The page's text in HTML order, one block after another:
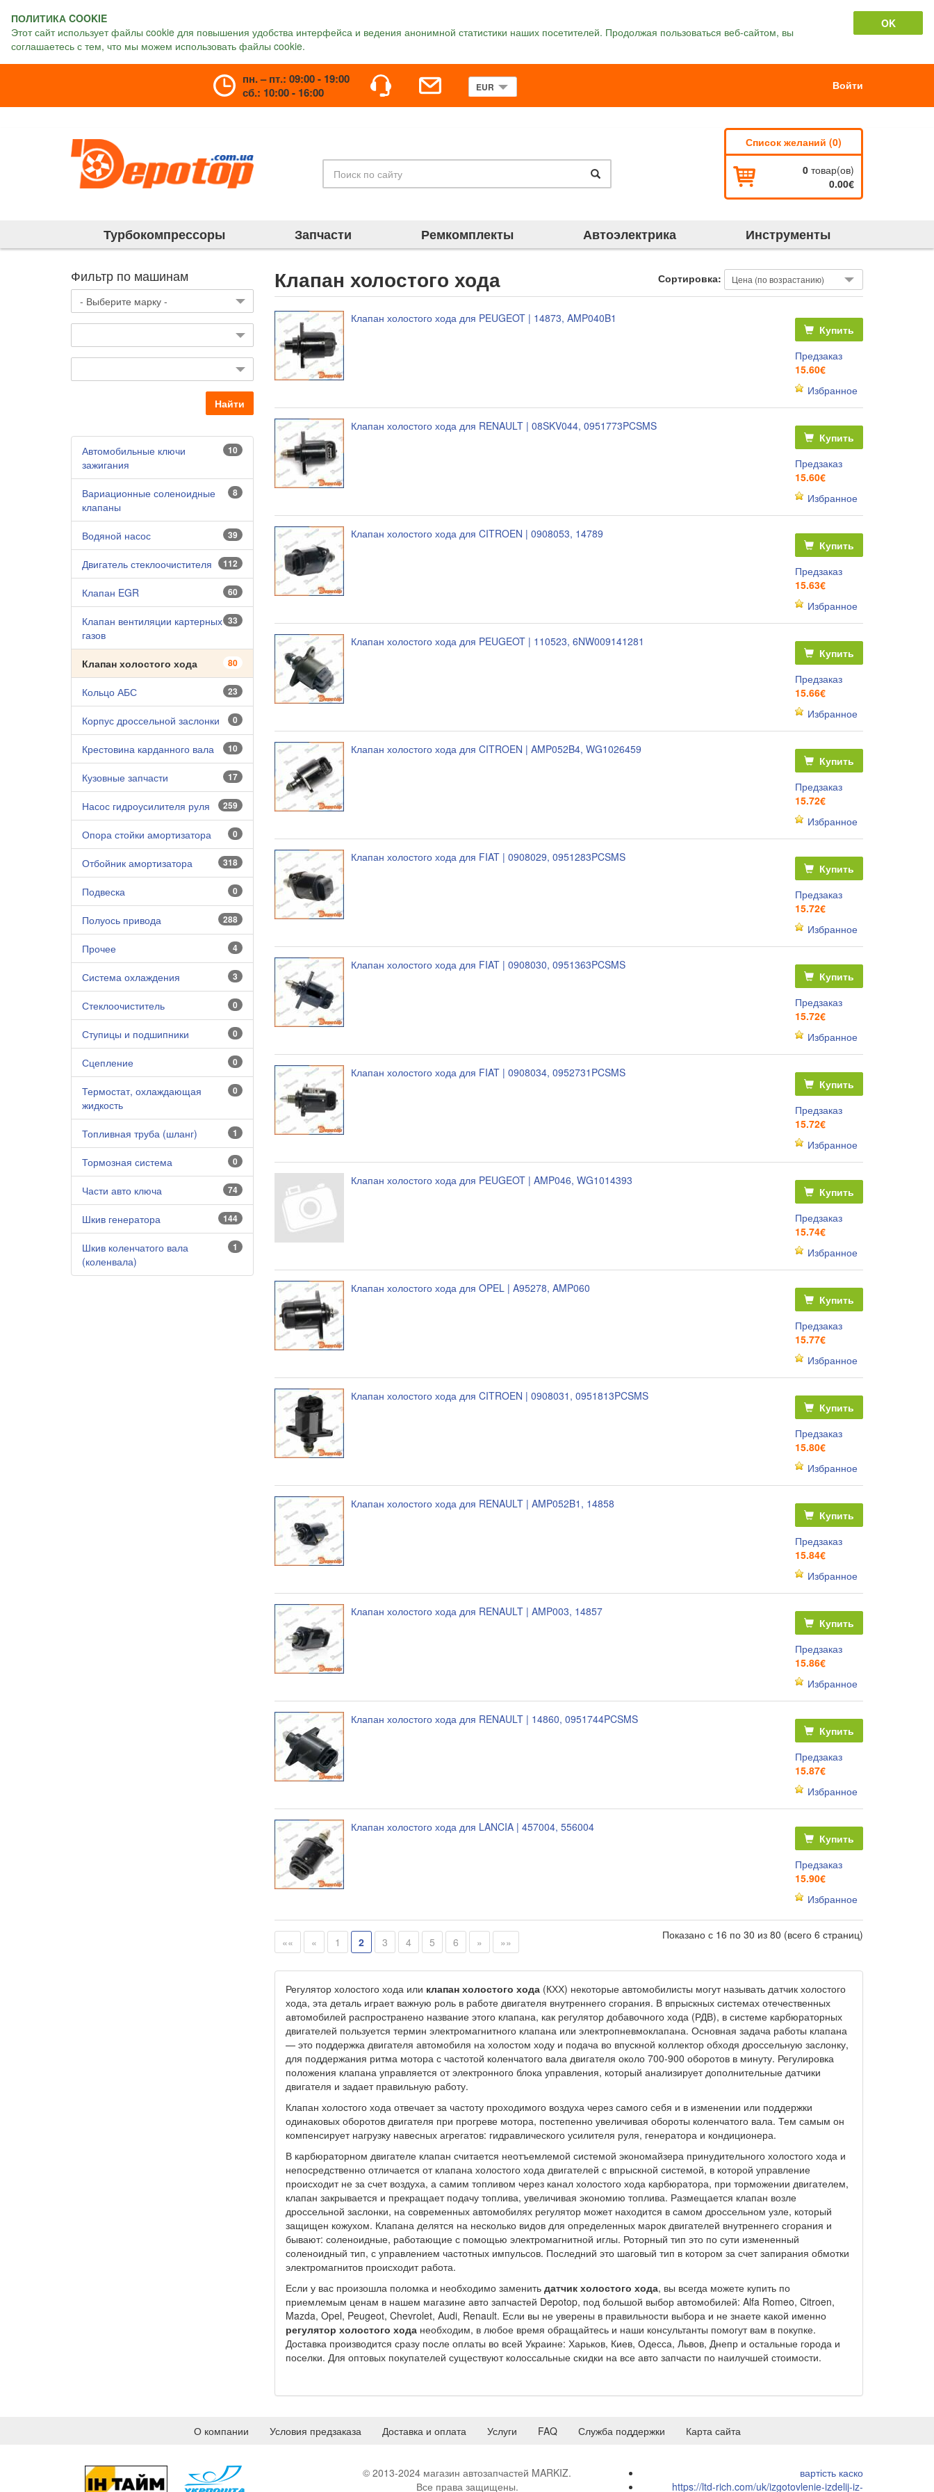
OK
ПОЛИТИКА COOKIE
Этот сайт использует файлы cookie для повышения удобства интерфейса и ведения анонимной статистики наших посетителей. Продолжая пользоваться веб-сайтом, вы
соглашаетесь с тем, что мы можем использовать файлы cookie.
пн. – пт.: 09:00 - 19:00
сб.: 10:00 - 16:00
Войти
Список желаний (0)
0 товар(ов)
0.00€
Турбокомпрессоры Запчасти Ремкомплекты Автоэлектрика Инструменты
Фильтр по машинам
Найти
10
Автомобильные ключи
зажигания
8
Вариационные соленоидные
клапаны
39
Водяной насос
112
Двигатель стеклоочистителя
60
Клапан EGR
33
Клапан вентиляции картерных
газов
80
Клапан холостого хода
23
Кольцо АБС
0
Корпус дроссельной заслонки
10
Крестовина карданного вала
17
Кузовные запчасти
259
Насос гидроусилителя руля
0
Опора стойки амортизатора
318
Отбойник амортизатора
0
Подвеска
288
Полуось привода
4
Прочее
3
Система охлаждения
0
Стеклоочиститель
0
Ступицы и подшипники
0
Сцепление
0
Термостат, охлаждающая
жидкость
1
Топливная труба (шланг)
0
Тормозная система
74
Части авто ключа
144
Шкив генератора
1
Шкив коленчатого вала
(коленвала)
Сортировка:
Клапан холостого хода
Клапан холостого хода для PEUGEOT | 14873, AMP040B1
Купить
Предзаказ
15.60€
Избранное
Клапан холостого хода для RENAULT | 08SKV044, 0951773PCSMS
Купить
Предзаказ
15.60€
Избранное
Клапан холостого хода для CITROEN | 0908053, 14789
Купить
Предзаказ
15.63€
Избранное
Клапан холостого хода для PEUGEOT | 110523, 6NW009141281
Купить
Предзаказ
15.66€
Избранное
Клапан холостого хода для CITROEN | AMP052B4, WG1026459
Купить
Предзаказ
15.72€
Избранное
Клапан холостого хода для FIAT | 0908029, 0951283PCSMS
Купить
Предзаказ
15.72€
Избранное
Клапан холостого хода для FIAT | 0908030, 0951363PCSMS
Купить
Предзаказ
15.72€
Избранное
Клапан холостого хода для FIAT | 0908034, 0952731PCSMS
Купить
Предзаказ
15.72€
Избранное
Клапан холостого хода для PEUGEOT | AMP046, WG1014393
Купить
Предзаказ
15.74€
Избранное
Клапан холостого хода для OPEL | A95278, AMP060
Купить
Предзаказ
15.77€
Избранное
Клапан холостого хода для CITROEN | 0908031, 0951813PCSMS
Купить
Предзаказ
15.80€
Избранное
Клапан холостого хода для RENAULT | AMP052B1, 14858
Купить
Предзаказ
15.84€
Избранное
Клапан холостого хода для RENAULT | AMP003, 14857
Купить
Предзаказ
15.86€
Избранное
Клапан холостого хода для RENAULT | 14860, 0951744PCSMS
Купить
Предзаказ
15.87€
Избранное
Клапан холостого хода для LANCIA | 457004, 556004
Купить
Предзаказ
15.90€
Избранное
«« « 1 2 3 4 5 6 » »»
Показано с 16 по 30 из 80 (всего 6 страниц)
Регулятор холостого хода или клапан холостого хода(КХХ) некоторые автомобилисты могут называть датчик холостого
хода, эта деталь играет важную роль в работе двигателя внутреннего сгорания. В впрыскных системах отечественных
автомобилей распространено название этого клапана, как регулятор добавочного хода (РДВ), в системе карбюраторных
двигателей пользуется термин электромагнитного клапана или электропневмоклапана. Основная задача работы клапана
— это поддержка двигателя автомобиля на холостом ходу и подача во впускной коллектор обходя дроссельную заслонку,
для поддержания ритма мотора с частотой коленчатого вала двигателя около 700-900 оборотов в минуту. Регулировка
положения клапана управляется от электронного блока управления, который анализирует дополнительные датчики
двигателя и задает правильную работу.
Клапан холостого хода отвечает за частоту проходимого воздуха через самого себя и в изменении или поддержки
одинаковых оборотов двигателя при прогреве мотора, постепенно увеличивая обороты коленчатого вала. Тем самым он
компенсирует нагрузку навесных агрегатов: гидравлического усилителя руля, генератора и кондиционера.
В карбюраторном двигателе клапан считается неотъемлемой системой экономайзера принудительного холостого хода и
непосредственно отличается от клапана холостого хода двигателей с впрыскной системой, в которой управление
происходит не за счет воздуха, а самим топливом через канал холостого хода карбюратора, при торможении двигателем,
клапан закрывается и прекращает подачу топлива, увеличивая экономию топлива. Размещается клапан возле
дроссельной заслонки, на современных автомобилях регулятор может находится в самом дроссельном узле, который
защищен кожухом. Клапана делятся на несколько видов для определенных марок двигателей внутреннего сгорания и
бывают: соленоидные, работающие с помощью электромагнитной иглы. Роторный тип это по сути измененный
соленоидный тип, с управлением частотных импульсов. Последний это шаговый тип в котором за счет запирания обмотки
электромагнитов происходит работа.
Если у вас произошла поломка и необходимо заменить датчик холостого хода, вы всегда можете купить по
приемлемым ценам в нашем магазине авто запчастей Depotop, под большой выбор автомобилей: Alfa Romeo, Citroen,
Mazda, Opel, Peugeot, Chevrolet, Audi, Renault. Если вы не уверены в правильности выбора и не знаете какой именно
регулятор холостого ходанеобходим, в любое время обращайтесь и наши консультанты помогут вам в покупке.
Доставка производится сразу после оплаты во всей Украине: Харьков, Киев, Одесса, Львов, Днепр и остальные города и
поселки. Для оптовых покупателей существуют колоссальные скидки на все авто запчасти по наилучшей стоимости.
О компании Условия предзаказа Доставка и оплата Услуги FAQ Служба поддержки Карта сайта
© 2013-2024 магазин автозапчастей MARKIZ.
Все права защищены.
вартість каско
https://ltd-rich.com/uk/izgotovlenie-izdelij-iz-